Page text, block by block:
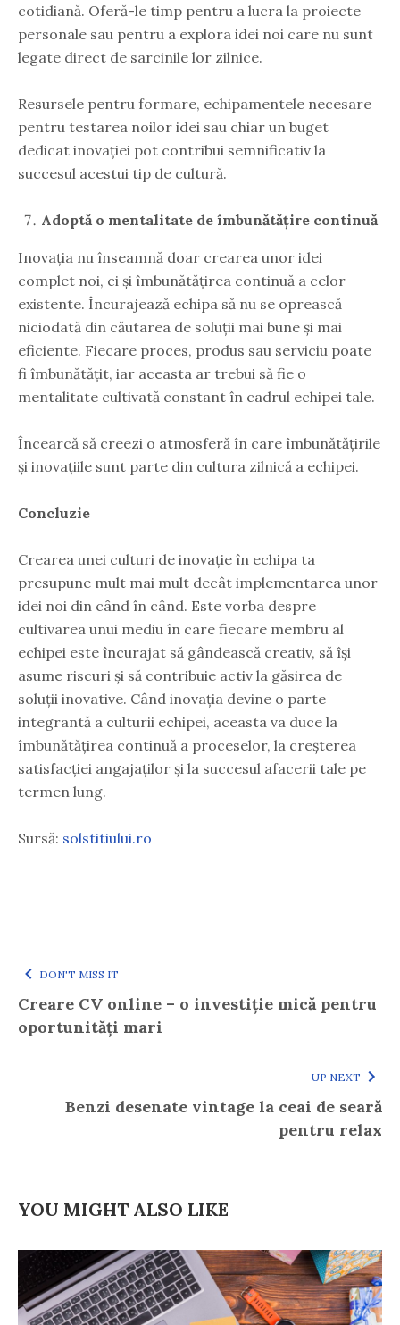
cotidiană. Oferă-le timp pentru a lucra la proiecte
personale sau pentru a explora idei noi care nu sunt
legate direct de sarcinile lor zilnice.
Resursele pentru formare, echipamentele necesare
pentru testarea noilor idei sau chiar un buget
dedicat inovației pot contribui semnificativ la
succesul acestui tip de cultură.
Adoptă o mentalitate de îmbunătățire continuă
Inovația nu înseamnă doar crearea unor idei
complet noi, ci și îmbunătățirea continuă a celor
existente. Încurajează echipa să nu se oprească
niciodată din căutarea de soluții mai bune și mai
eficiente. Fiecare proces, produs sau serviciu poate
fi îmbunătățit, iar aceasta ar trebui să fie o
mentalitate cultivată constant în cadrul echipei tale.
Încearcă să creezi o atmosferă în care îmbunătățirile
și inovațiile sunt parte din cultura zilnică a echipei.
Concluzie
Crearea unei culturi de inovație în echipa ta
presupune mult mai mult decât implementarea unor
idei noi din când în când. Este vorba despre
cultivarea unui mediu în care fiecare membru al
echipei este încurajat să gândească creativ, să își
asume riscuri și să contribuie activ la găsirea de
soluții inovative. Când inovația devine o parte
integrantă a culturii echipei, aceasta va duce la
îmbunătățirea continuă a proceselor, la creșterea
satisfacției angajaților și la succesul afacerii tale pe
termen lung.
Sursă: solstitiului.ro
DON'T MISS IT
Creare CV online – o investiție mică pentru
oportunități mari
UP NEXT
Benzi desenate vintage la ceai de seară
pentru relax
YOU MIGHT ALSO LIKE